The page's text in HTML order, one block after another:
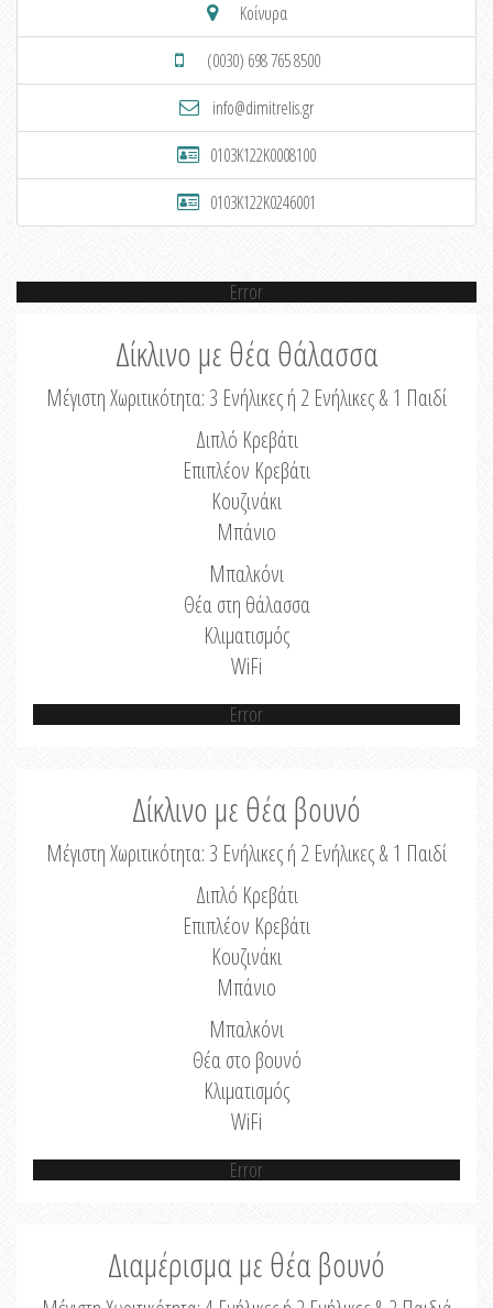
Κοίνυρα
(0030) 698 765 8500
info@dimitrelis.gr
0103K122K0008100
0103K122K0246001
Error
Δίκλινο με θέα θάλασσα
Μέγιστη Χωριτικότητα: 3 Ενήλικες ή 2 Ενήλικες & 1 Παιδί
Διπλό Κρεβάτι
Επιπλέον Κρεβάτι
Κουζινάκι
Μπάνιο
Μπαλκόνι
Θέα στη θάλασσα
Κλιματισμός
WiFi
Error
Δίκλινο με θέα βουνό
Μέγιστη Χωριτικότητα: 3 Ενήλικες ή 2 Ενήλικες & 1 Παιδί
Διπλό Κρεβάτι
Επιπλέον Κρεβάτι
Κουζινάκι
Μπάνιο
Μπαλκόνι
Θέα στο βουνό
Κλιματισμός
WiFi
Error
Διαμέρισμα με θέα βουνό